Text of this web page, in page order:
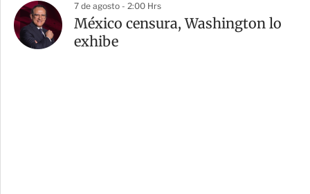
7 de agosto - 2:00 Hrs
México censura, Washington lo
exhibe